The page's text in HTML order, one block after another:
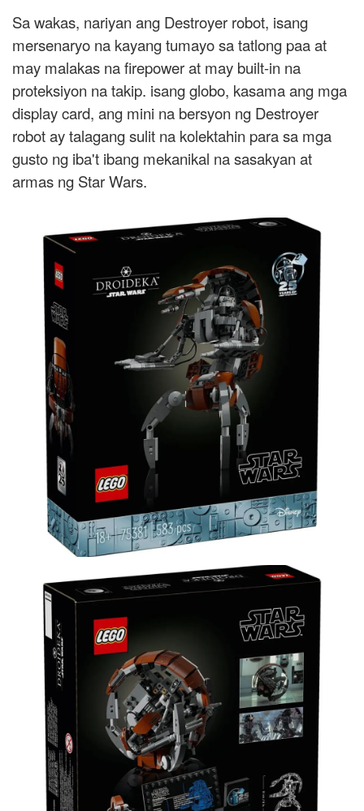
Sa wakas, nariyan ang Destroyer robot, isang
mersenaryo na kayang tumayo sa tatlong paa at
may malakas na firepower at may built-in na
proteksiyon na takip. isang globo, kasama ang mga
display card, ang mini na bersyon ng Destroyer
robot ay talagang sulit na kolektahin para sa mga
gusto ng iba't ibang mekanikal na sasakyan at
armas ng Star Wars.